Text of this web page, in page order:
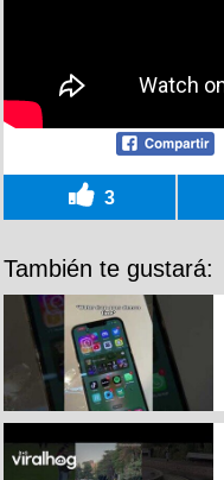
3
También te gustará: